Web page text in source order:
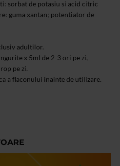
sorbat de potasiu si acid citric
guma xantan; potentiator de
adultilor.
x 5ml de 2-3 ori pe zi,
pe zi.
a flaconului inainte de utilizare.